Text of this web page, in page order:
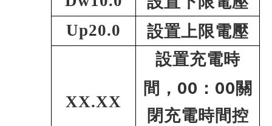
Up20.0
設置上限電壓
XX.XX
設置充電時
間， 00 ： 00 關
閉充電時間控